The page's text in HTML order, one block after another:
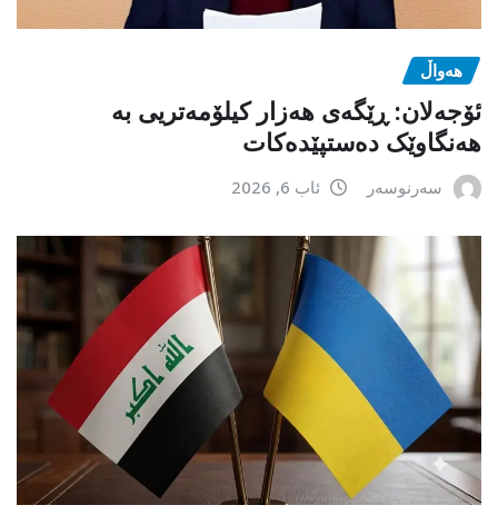
هەواڵ
ئۆجەلان: ڕێگەی هەزار کیلۆمەتریی بە
هەنگاوێک دەستپێدەکات
سەرنوسەر ئاب 6, 2026